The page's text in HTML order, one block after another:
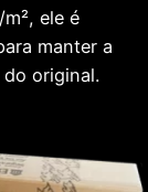
ele é
manter a
original.